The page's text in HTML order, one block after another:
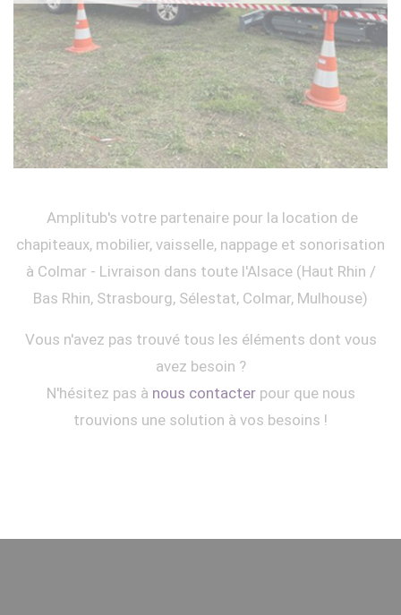
Amplitub's votre partenaire pour la location de
chapiteaux, mobilier, vaisselle, nappage et sonorisation
à Colmar - Livraison dans toute l'Alsace (Haut Rhin /
Bas Rhin, Strasbourg, Sélestat, Colmar, Mulhouse)
Vous n'avez pas trouvé tous les éléments dont vous
avez besoin ?
N'hésitez pas à nous contacterpour que nous
trouvions une solution à vos besoins !